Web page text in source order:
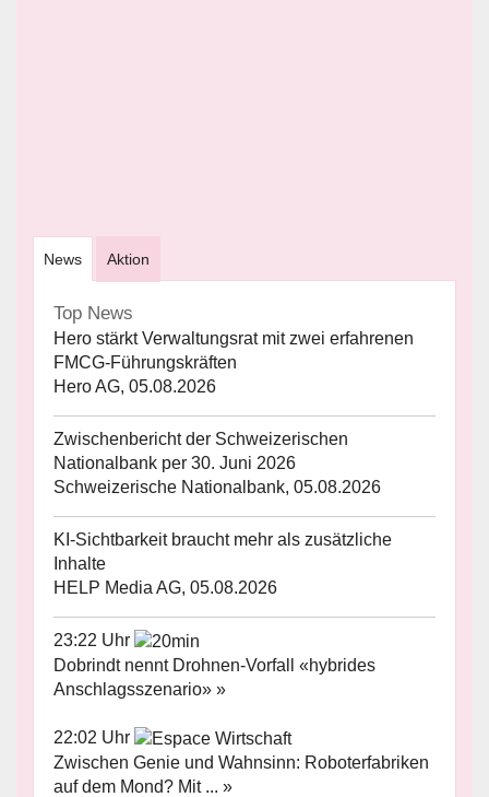
News Aktion
Top News
Hero stärkt Verwaltungsrat mit zwei erfahrenen
FMCG-Führungskräften
Hero AG, 05.08.2026
Zwischenbericht der Schweizerischen
Nationalbank per 30. Juni 2026
Schweizerische Nationalbank, 05.08.2026
KI-Sichtbarkeit braucht mehr als zusätzliche
Inhalte
HELP Media AG, 05.08.2026
23:22 Uhr
Dobrindt nennt Drohnen-Vorfall «hybrides
Anschlagsszenario» »
22:02 Uhr
Zwischen Genie und Wahnsinn: Roboterfabriken
auf dem Mond? Mit ... »